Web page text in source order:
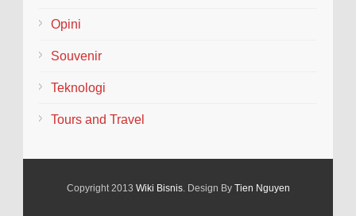
Opini
Souvenir
Teknologi
Tours and Travel
Copyright 2013 Wiki Bisnis. Design By Tien Nguyen